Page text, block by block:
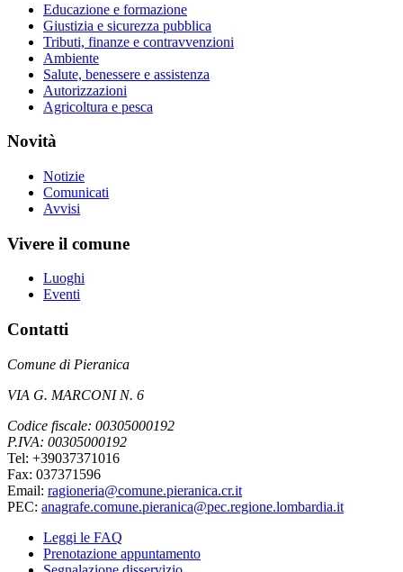
Educazione e formazione
Giustizia e sicurezza pubblica
Tributi, finanze e contravvenzioni
Ambiente
Salute, benessere e assistenza
Autorizzazioni
Agricoltura e pesca
Novità
Notizie
Comunicati
Avvisi
Vivere il comune
Luoghi
Eventi
Contatti
Comune di Pieranica
VIA G. MARCONI N. 6
Codice fiscale: 00305000192
P.IVA: 00305000192
Tel: +39037371016
Fax: 037371596
Email: ragioneria@comune.pieranica.cr.it
PEC: anagrafe.comune.pieranica@pec.regione.lombardia.it
Leggi le FAQ
Prenotazione appuntamento